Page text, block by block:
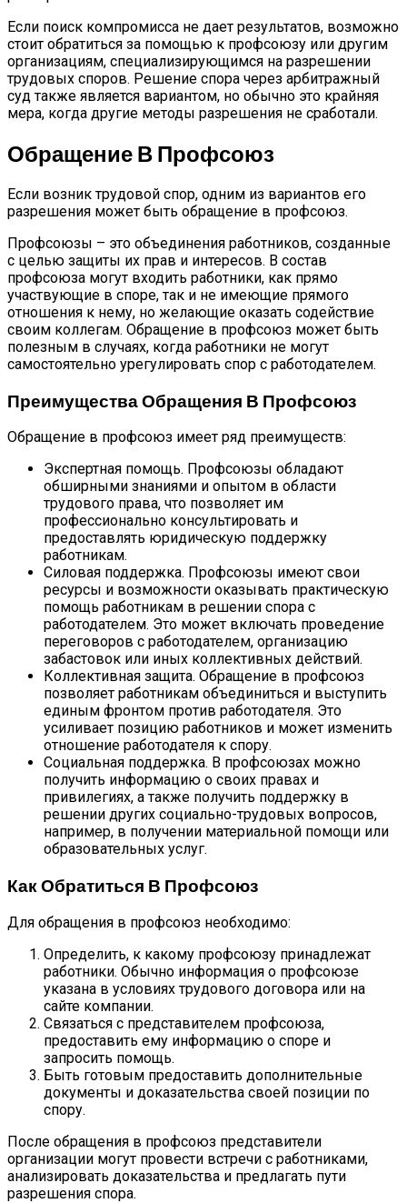
Если поиск компромисса не дает результатов, возможно
стоит обратиться за помощью к профсоюзу или другим
организациям, специализирующимся на разрешении
трудовых споров. Решение спора через арбитражный
суд также является вариантом, но обычно это крайняя
мера, когда другие методы разрешения не сработали.
Обращение В Профсоюз
Если возник трудовой спор, одним из вариантов его
разрешения может быть обращение в профсоюз.
Профсоюзы – это объединения работников, созданные
с целью защиты их прав и интересов. В состав
профсоюза могут входить работники, как прямо
участвующие в споре, так и не имеющие прямого
отношения к нему, но желающие оказать содействие
своим коллегам. Обращение в профсоюз может быть
полезным в случаях, когда работники не могут
самостоятельно урегулировать спор с работодателем.
Преимущества Обращения В Профсоюз
Обращение в профсоюз имеет ряд преимуществ:
Экспертная помощь. Профсоюзы обладают
обширными знаниями и опытом в области
трудового права, что позволяет им
профессионально консультировать и
предоставлять юридическую поддержку
работникам.
Силовая поддержка. Профсоюзы имеют свои
ресурсы и возможности оказывать практическую
помощь работникам в решении спора с
работодателем. Это может включать проведение
переговоров с работодателем, организацию
забастовок или иных коллективных действий.
Коллективная защита. Обращение в профсоюз
позволяет работникам объединиться и выступить
единым фронтом против работодателя. Это
усиливает позицию работников и может изменить
отношение работодателя к спору.
Социальная поддержка. В профсоюзах можно
получить информацию о своих правах и
привилегиях, а также получить поддержку в
решении других социально-трудовых вопросов,
например, в получении материальной помощи или
образовательных услуг.
Как Обратиться В Профсоюз
Для обращения в профсоюз необходимо:
Определить, к какому профсоюзу принадлежат
работники. Обычно информация о профсоюзе
указана в условиях трудового договора или на
сайте компании.
Связаться с представителем профсоюза,
предоставить ему информацию о споре и
запросить помощь.
Быть готовым предоставить дополнительные
документы и доказательства своей позиции по
спору.
После обращения в профсоюз представители
организации могут провести встречи с работниками,
анализировать доказательства и предлагать пути
разрешения спора.